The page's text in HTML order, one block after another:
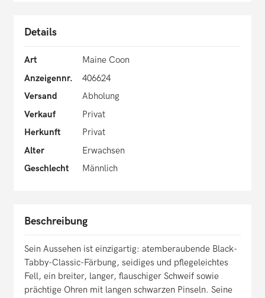
Details
Art
Maine Coon
Anzeigennr.
406624
Versand
Abholung
Verkauf
Privat
Herkunft
Privat
Alter
Erwachsen
Geschlecht
Männlich
Beschreibung
Sein Aussehen ist einzigartig: atemberaubende Black-
Tabby-Classic-Färbung, seidiges und pflegeleichtes
Fell, ein breiter, langer, flauschiger Schweif sowie
prächtige Ohren mit langen schwarzen Pinseln. Seine